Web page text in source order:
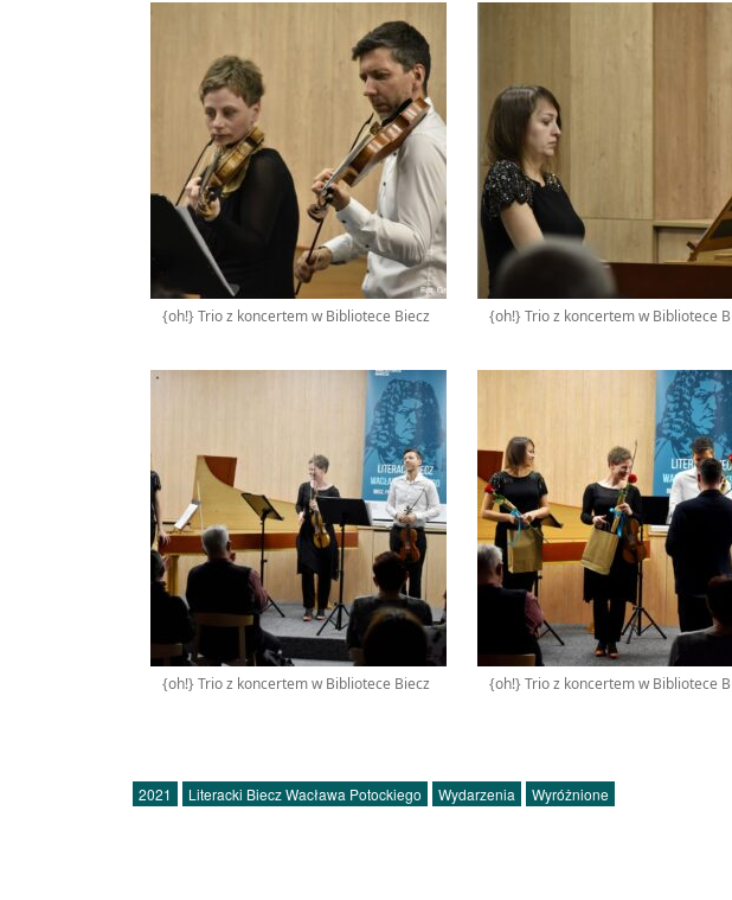
{oh!} Trio z koncertem w Bibliotece Biecz {oh!} Trio z koncertem w Bibliotece
{oh!} Trio z koncertem w Bibliotece Biecz {oh!} Trio z koncertem w Bibliotece
2021 Literacki Biecz Wacława Potockiego Wydarzenia Wyróżnione